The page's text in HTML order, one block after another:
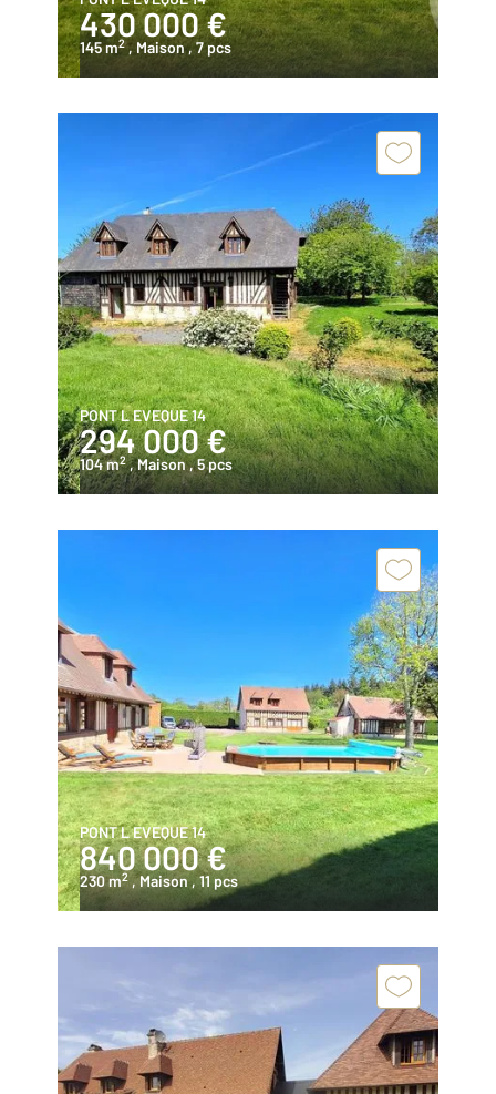
430 000 €
145 m2 , Maison, 7 pcs
PONT L EVEQUE 14
294 000 €
104 m2 , Maison, 5 pcs
PONT L EVEQUE 14
840 000 €
230 m2 , Maison, 11 pcs